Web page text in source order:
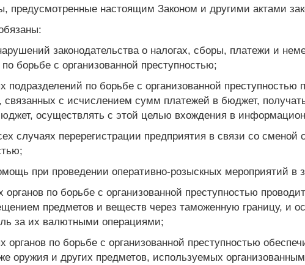
предусмотренные настоящим Законом и другими актами
законодательства о налогах, сборы, платежи и
борьбе с организованной преступностью;
по борьбе с организованной преступностью
связанных с исчислением сумм платежей в бюджет,
осуществлять с этой целью вхождения в
случаях перерегистрации предприятия в связи со
при проведении оперативно-розыскных мероприятий в
по борьбе с организованной преступностью
предметов и веществ через таможенную границу, и
за их валютными операциями;
по борьбе с организованной преступностью
оружия и других предметов, используемых